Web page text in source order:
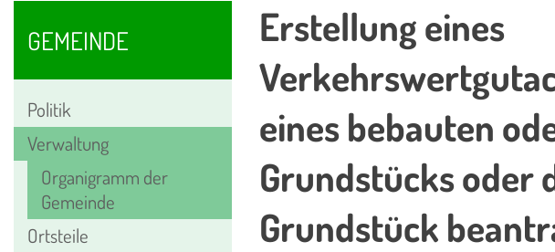
GEMEINDE
Politik
Verwaltung
Organigramm der
Gemeinde
Ortsteile
Erstellung eines
eines bebauten
Grundstücks oder
Grundstück